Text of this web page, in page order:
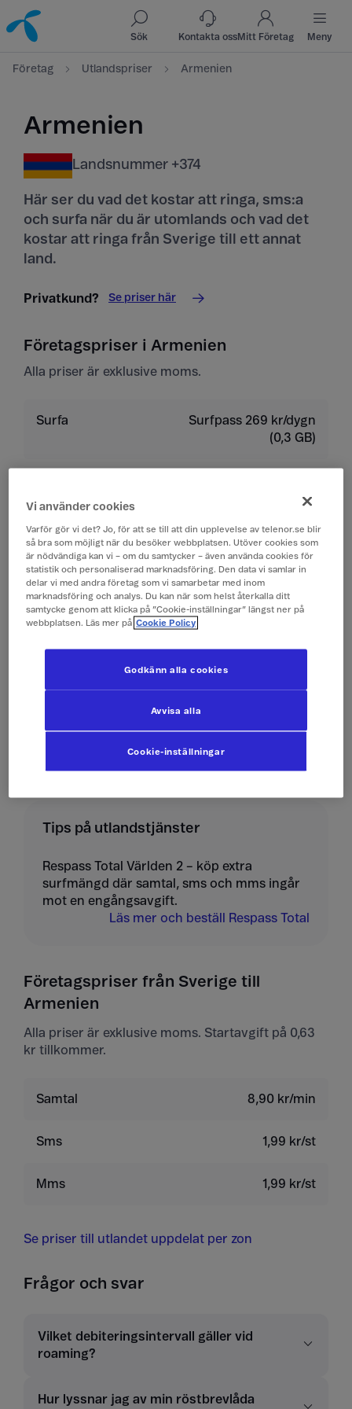
Till innehåll
Till sök
Sök Kontakta ossMitt Företag Meny
Företag Utlandspriser Armenien
Armenien
Landsnummer +374
Här ser du vad det kostar att ringa, sms:a
och surfa när du är utomlands och vad det
kostar att ringa från Sverige till ett annat
land.
Privatkund? Se priser här
Företagspriser i Armenien
Alla priser är exklusive moms.
Surfa
Surfpass 269 kr/dygn
(0,3 GB)
Ta emot samtal
Lyssna på röstbrevlåda 19 kr/min
Skicka sms 4 kr/st
Ta emot sms 0 kr/st
Skicka mms 10 kr/st
Ta emot mms 10 kr/st
Tips på utlandstjänster
Respass Total Världen 2 – köp extra
surfmängd där samtal, sms och mms ingår
mot en engångsavgift.
Läs mer och beställ Respass Total
Företagspriser från Sverige till
Armenien
Alla priser är exklusive moms. Startavgift på 0,63
kr tillkommer.
Samtal 8,90 kr/min
Sms 1,99 kr/st
Mms 1,99 kr/st
Se priser till utlandet uppdelat per zon
Frågor och svar
Vilket debiteringsintervall gäller vid
roaming?
Hur lyssnar jag av min röstbrevlåda
Vi använder cookies
Varför gör vi det? Jo, för att se till att din upplevelse av telenor.se blir
så bra som möjligt när du besöker webbplatsen. Utöver cookies som
är nödvändiga kan vi – om du samtycker – även använda cookies för
statistik och personaliserad marknadsföring. Den data vi samlar in
delar vi med andra företag som vi samarbetar med inom
marknadsföring och analys. Du kan när som helst återkalla ditt
samtycke genom att klicka på ”Cookie-inställningar” längst ner på
webbplatsen. Läs mer på Cookie Policy
Cookie-inställningar
Avvisa alla
Godkänn alla cookies